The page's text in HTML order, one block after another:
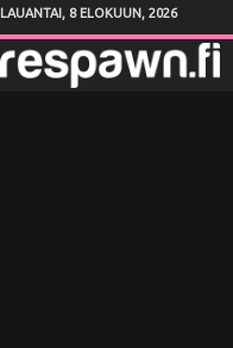
LAUANTAI, 8 ELOKUUN, 2026